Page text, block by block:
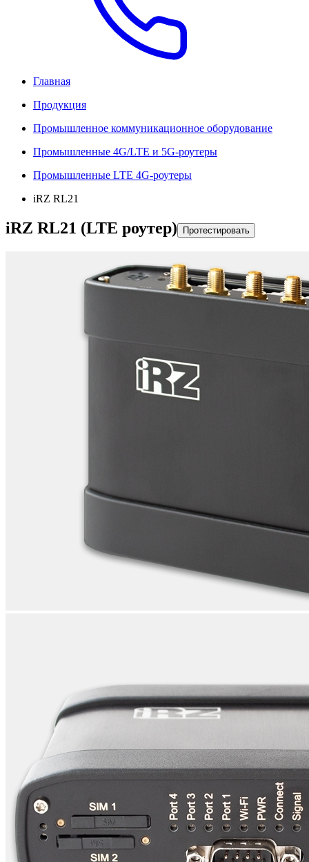
Главная
Продукция
Промышленное коммуникационное оборудование
Промышленные 4G/LTE и 5G-роутеры
Промышленные LTE 4G-роутеры
iRZ RL21
iRZ RL21 (LTE роутер) Протестировать